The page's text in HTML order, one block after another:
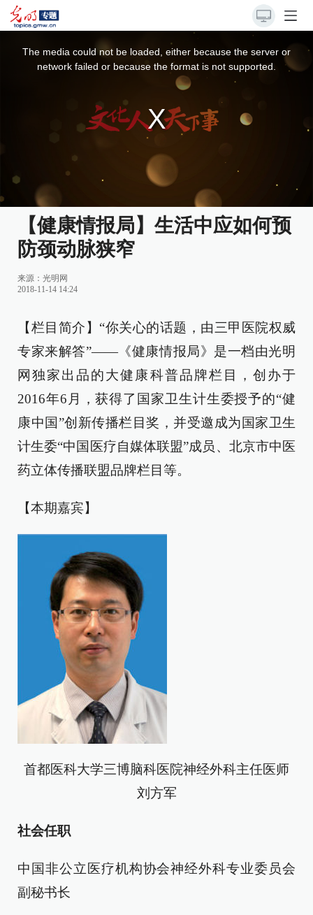
The media could not be loaded, either because the server or
network failed or because the format is not supported.
【健康情报局】生活中应如何预
防颈动脉狭窄
来源：光明网
2018-11-14 14:24
【栏目简介】“你关心的话题，由三甲医院权威
专家来解答”——《健康情报局》是一档由光明
网独家出品的大健康科普品牌栏目，创办于
2016年6月，获得了国家卫生计生委授予的“健
康中国”创新传播栏目奖，并受邀成为国家卫生
计生委“中国医疗自媒体联盟”成员、北京市中医
药立体传播联盟品牌栏目等。
【本期嘉宾】
首都医科大学三博脑科医院神经外科主任医师
刘方军
社会任职
中国非公立医疗机构协会神经外科专业委员会
副秘书长